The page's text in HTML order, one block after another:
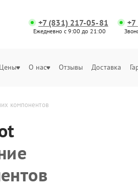
+7 (831) 217-05-81
Ежедневно с 9:00 до 21:00
Цены О нас Отзывы Доставка
компонентов